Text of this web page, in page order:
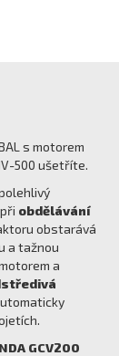
s motorem
500 ušetříte.
obdělávání
obstarává
a tažnou
a
GCV200